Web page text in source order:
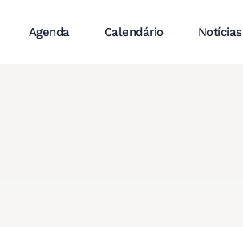
Agenda Calendário Notícias